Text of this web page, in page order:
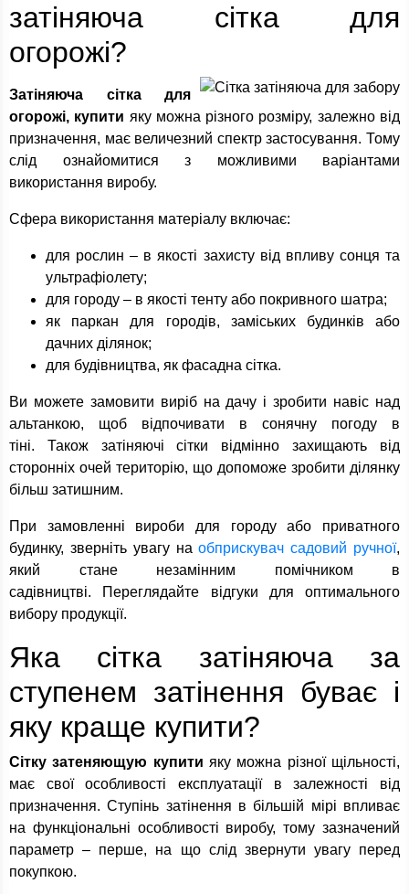
затіняюча сітка для
огорожі?
Затіняюча сітка для
огорожі, купити яку можна різного розміру, залежно від
призначення, має величезний спектр застосування. Тому
слід ознайомитися з можливими варіантами
використання виробу.
Сфера використання матеріалу включає:
для рослин – в якості захисту від впливу сонця та
ультрафіолету;
для городу – в якості тенту або покривного шатра;
як паркан для городів, заміських будинків або
дачних ділянок;
для будівництва, як фасадна сітка.
Ви можете замовити виріб на дачу і зробити навіс над
альтанкою, щоб відпочивати в сонячну погоду в
тіні. Також затіняючі сітки відмінно захищають від
сторонніх очей територію, що допоможе зробити ділянку
більш затишним.
При замовленні вироби для городу або приватного
будинку, зверніть увагу наобприскувач садовий ручної,
який стане незамінним помічником в
садівництві. Переглядайте відгуки для оптимального
вибору продукції.
Яка сітка затіняюча за
ступенем затінення буває і
яку краще купити?
Сітку затеняющую купити яку можна різної щільності,
має свої особливості експлуатації в залежності від
призначення. Ступінь затінення в більшій мірі впливає
на функціональні особливості виробу, тому зазначений
параметр – перше, на що слід звернути увагу перед
покупкою.